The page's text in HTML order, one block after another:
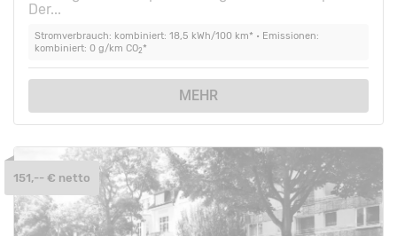
Der...
Stromverbrauch: kombiniert: 18,5 kWh/100 km* • Emissionen:
kombiniert: 0 g/km CO2*
MEHR
151,-- € netto